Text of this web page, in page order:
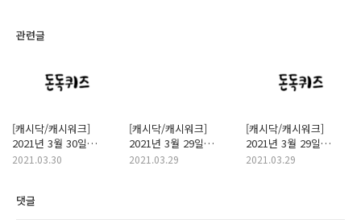
관련글
[캐시닥/캐시워크]
2021년 3월 30일
돈버는퀴즈
2021.03.30
[캐시닥/캐시워크]
2021년 3월 29일
돈버는퀴즈 "비더살롱
2021.03.29
[캐시닥/캐시워크]
2021년 3월 29일
돈버는퀴즈 "토종유산균
2021.03.29
댓글